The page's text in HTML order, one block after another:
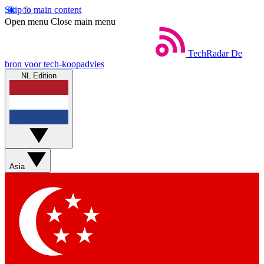
Skip to main content
Open menu Close main menu
TechRadar De
bron voor tech-koopadvies
NL Edition
Asia